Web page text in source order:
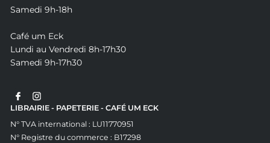
Samedi 9h-18h
Café um Eck
Lundi au Vendredi 8h-17h30
Samedi 9h-17h30
LIBRAIRIE - PAPETERIE - CAFÉ UM ECK
N° TVA international : LU11770951
N° Registre du commerce : B17298